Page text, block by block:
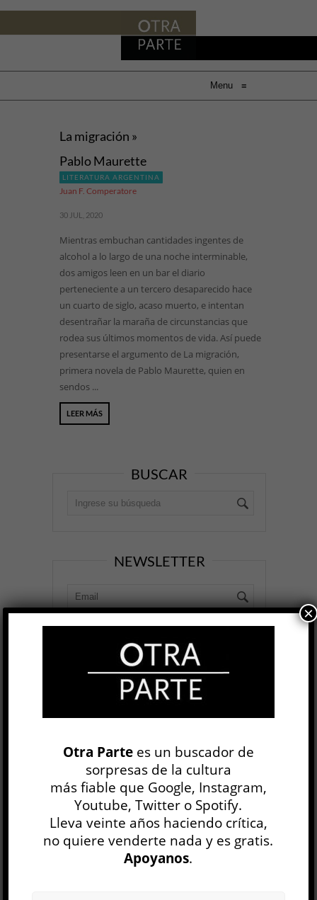
Menu ≡
La migración »
Pablo Maurette
LITERATURA ARGENTINA
Juan F. Comperatore
30 JUL, 2020
Mientras embuchan cantidades ingentes de
alcohol a lo largo de una noche interminable,
dos amigos leen en un bar el diario
perteneciente a un tercero desaparecido hace
un cuarto de siglo, acaso muerto, e intentan
desentrañar la maraña de circunstancias que
rodea sus últimos momentos de vida. Así puede
presentarse el argumento de La migración,
primera novela de Pablo Maurette, quien en
sendos ...
LEER MÁS
BUSCAR
NEWSLETTER
30 NÚMEROS
Otra Partees un buscador de
sorpresas de la cultura
más fiable que Google, Instagram,
Youtube, Twitter o Spotify.
Lleva veinte años haciendo crítica,
no quiere venderte nada y es gratis.
Apoyanos.
×